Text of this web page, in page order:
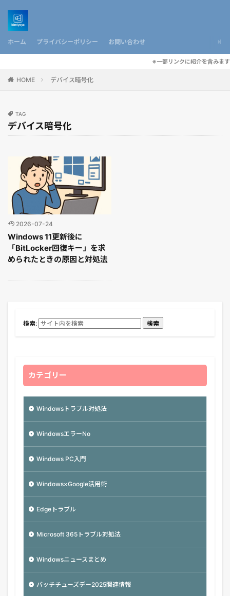
ホーム プライバシーポリシー お問い合わせ
※一部リンクに紹介を含みます
HOME デバイス暗号化
TAG
デバイス暗号化
2026-07-24
Windows 11更新後に
「BitLocker回復キー」を求
められたときの原因と対処法
検索: 検索
カテゴリー
Windowsトラブル対処法
WindowsエラーNo
Windows PC入門
Windows×Google活用術
Edgeトラブル
Microsoft 365トラブル対処法
Windowsニュースまとめ
バッチチューズデー2025関連情報